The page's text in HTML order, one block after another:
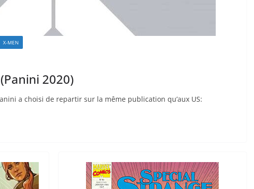
X-MEN
2020)
a choisi de repartir sur la même publication qu’aux US: